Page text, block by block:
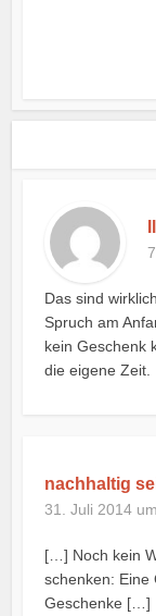
Das sind
Spruch am
kein Geschenk
die eigene Zeit.
nachhaltig
31. Juli 2014
[…] Noch kein
schenken: Eine
Geschenke […]